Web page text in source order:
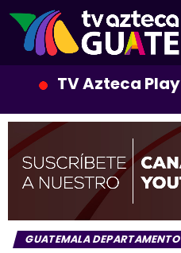
TV Azteca Play
GUATEMALA DEPARTAMENTO